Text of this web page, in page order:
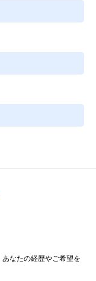
なたの経歴やご希望を